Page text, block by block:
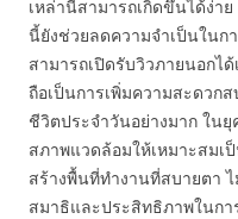
เหล่านี้สามารถเกิดขึ้นได้ง่าย
นี้ยังช่วยลดความจำเป็นใน
สามารถเปิดรับวิวภายนอกไ
ถือเป็นการเพิ่มความสะดวก
ชีวิตประจำวันอย่างมาก ใน
สภาพแวดล้อมให้เหมาะสม
สร้างพื้นที่ทำงานที่สบายตา
สมาธิและประสิทธิภาพในกา